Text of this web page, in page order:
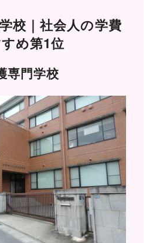
校｜社会人の学費
め第1位
専門学校